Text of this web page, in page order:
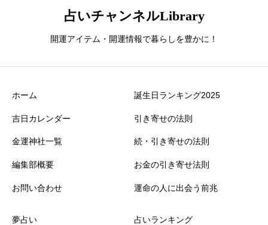
占いチャンネルLibrary
開運アイテム・開運情報で暮らしを豊かに！
ホーム
吉日カレンダー
金運神社一覧
編集部概要
お問い合わせ
誕生日ランキング2025
引き寄せの法則
続・引き寄せの法則
お金の引き寄せ法則
運命の人に出会う前兆
夢占い 占いランキング